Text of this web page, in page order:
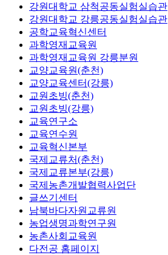
강원대학교 삼척공동실험실습관
강원대학교 강릉공동실험실습관
공학교육혁신센터
과학영재교육원
과학영재교육원 강릉분원
교양교육원(춘천)
교양교육센터(강릉)
교원초빙(춘천)
교원초빙(강릉)
교육연구소
교육연수원
교육혁신본부
국제교류처(춘천)
국제교류본부(강릉)
국제농촌개발협력사업단
글쓰기센터
남북바다자원교류원
농업생명과학연구원
농촌사회교육원
다전공 홈페이지